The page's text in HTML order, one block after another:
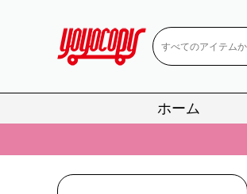
ホーム